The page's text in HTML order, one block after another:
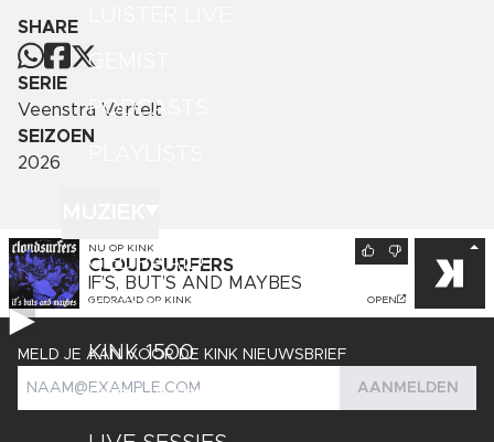
GEMIST
PODCASTS
GEDRAAID
KINK XL
KINK 1500
HITLIJSTEN
SHARE
SERIE
Veenstra Vertelt
SEIZOEN
2026
NU OP KINK
CLOUDSURFERS
IF’S, BUT’S AND MAYBES
GEDRAAID OP KINK OPEN
MELD JE AAN VOOR DE KINK NIEUWSBRIEF
AANMELDEN